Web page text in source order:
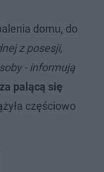
domu, do
z posesji,
- informują
palącą się
częściowo